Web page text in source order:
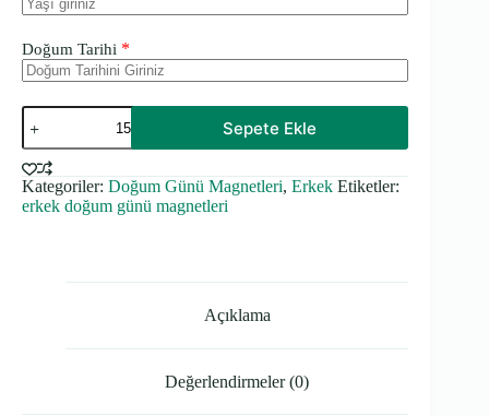
Doğum Tarihi *
Kurabiye
Canavarı
Temalı
Kalın
Doğum
Günü
Sepete Ekle
Kategoriler: Doğum Günü Magnetleri, Erkek Etiketler:
erkek doğum günü magnetleri
Açıklama
Değerlendirmeler (0)